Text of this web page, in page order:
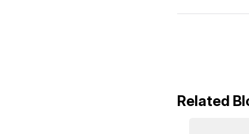
Related